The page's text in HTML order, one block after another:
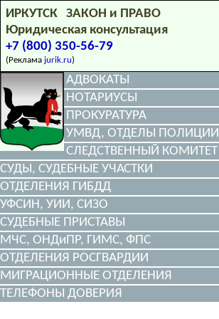
ИРКУТСК ЗАКОН и ПРАВО
Юридическая консультация
+7 (800) 350-56-79
(Реклама jurik.ru)
АДВОКАТЫ
НОТАРИУСЫ
ПРОКУРАТУРА
УМВД, ОТДЕЛЫ ПОЛИЦИИ
СЛЕДСТВЕННЫЙ КОМИТЕТ
СУДЫ, СУДЕБНЫЕ УЧАСТКИ
ОТДЕЛЕНИЯ ГИБДД
УФСИН, УИИ, СИЗО
СУДЕБНЫЕ ПРИСТАВЫ
МЧС, ОНДиПР, ГИМС, ФПС
ОТДЕЛЕНИЯ РОСГВАРДИИ
МИГРАЦИОННЫЕ ОТДЕЛЕНИЯ
ТЕЛЕФОНЫ ДОВЕРИЯ